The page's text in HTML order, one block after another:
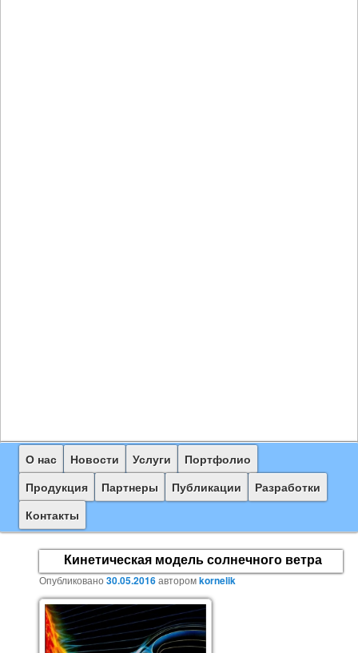
Главное
меню
Перейти
к
основному
содержимому
О нас Новости Услуги
Портфолио
Продукция
Партнеры Публикации
Разработки
Контакты
Кинетическая модель солнечного ветра
Опубликовано30.05.2016авторомkornelik